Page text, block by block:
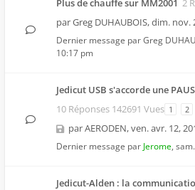
Plus de chauffe sur MM2001 2
parGreg DUHAUBOIS,dim. nov.
Dernier message parGreg
10:17 pm
Jedicut USB s'accorde une
10 Réponses 142691 Vues 1 2
parAERODEN,ven. avr. 12,
Dernier message par Jerome,
Jedicut-Alden : la